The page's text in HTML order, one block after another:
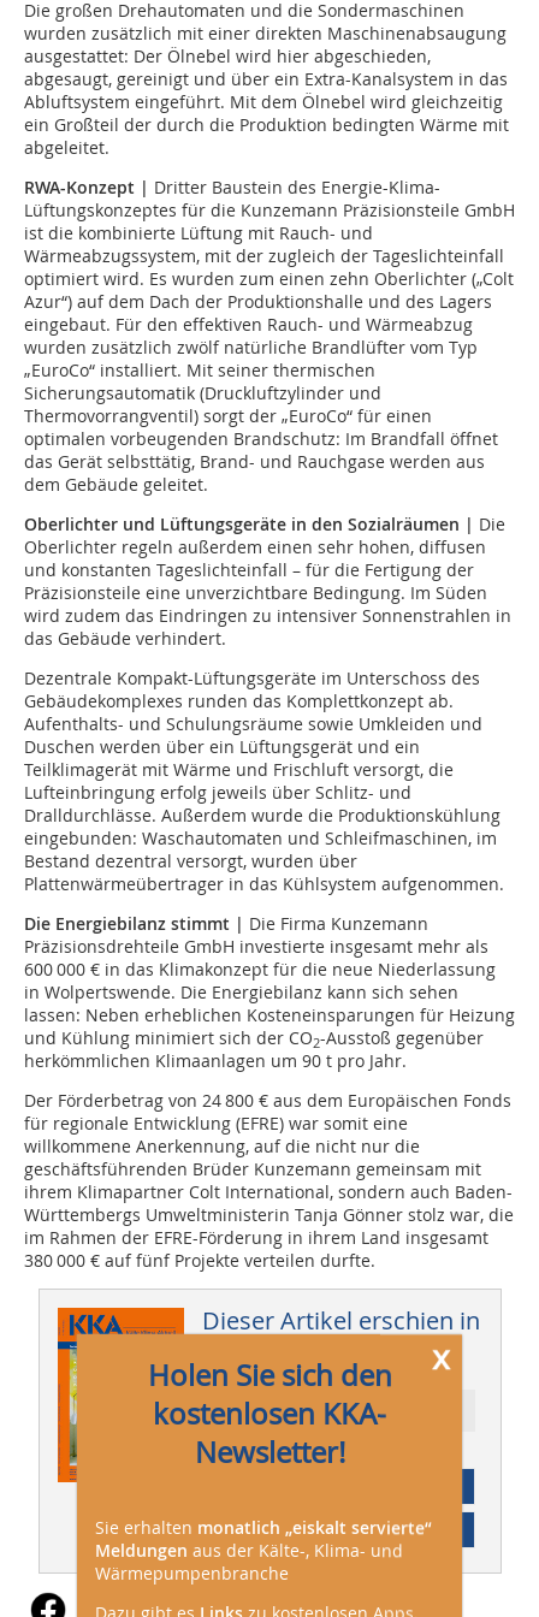
Die großen Drehautomaten und die Sondermaschinen
wurden zusätzlich mit einer direkten Maschinenabsaugung
ausgestattet: Der Ölnebel wird hier abgeschieden,
abgesaugt, gereinigt und über ein Extra-Kanalsystem in das
Abluftsystem eingeführt. Mit dem Ölnebel wird gleichzeitig
ein Großteil der durch die Produktion bedingten Wärme mit
abgeleitet.
RWA-Konzept | Dritter Baustein des Energie-Klima-
Lüftungskonzeptes für die Kunzemann Präzisionsteile GmbH
ist die kombinierte Lüftung mit Rauch- und
Wärmeabzugssystem, mit der zugleich der Tageslichteinfall
optimiert wird. Es wurden zum einen zehn Oberlichter („Colt
Azur“) auf dem Dach der Produktionshalle und des Lagers
eingebaut. Für den effektiven Rauch- und Wärmeabzug
wurden zusätzlich zwölf natürliche Brandlüfter vom Typ
„EuroCo“ installiert. Mit seiner thermischen
Sicherungsautomatik (Druckluftzylinder und
Thermovorrangventil) sorgt der „EuroCo“ für einen
optimalen vorbeugenden Brandschutz: Im Brandfall öffnet
das Gerät selbsttätig, Brand- und Rauchgase werden aus
dem Gebäude geleitet.
Oberlichter und Lüftungsgeräte in den Sozialräumen | Die
Oberlichter regeln außerdem einen sehr hohen, diffusen
und konstanten Tageslichteinfall – für die Fertigung der
Präzisionsteile eine unverzichtbare Bedingung. Im Süden
wird zudem das Eindringen zu intensiver Sonnenstrahlen in
das Gebäude verhindert.
Dezentrale Kompakt-Lüftungsgeräte im Unterschoss des
Gebäudekomplexes runden das Komplettkonzept ab.
Aufenthalts- und Schulungsräume sowie Umkleiden und
Duschen werden über ein Lüftungs­gerät und ein
Teilklimagerät mit Wärme und Frischluft versorgt, die
Lufteinbringung erfolg jeweils über Schlitz- und
Dralldurchlässe. Außerdem wurde die Produktionskühlung
eingebunden: Waschautomaten und Schleifmaschinen, im
Bestand dezentral versorgt, wurden über
Plattenwärmeübertrager in das Kühlsystem aufgenommen.
Die Energiebilanz stimmt | Die Firma Kunzemann
Präzisionsdrehteile GmbH investierte insgesamt mehr als
600 000 € in das Klimakonzept für die neue Niederlassung
in Wolpertswende. Die Energiebilanz kann sich sehen
lassen: Neben erheblichen Kosteneinsparungen für Heizung
und Kühlung minimiert sich der CO2-Ausstoß gegenüber
herkömmlichen Klimaanlagen um 90 t pro Jahr.
Der Förderbetrag von 24 800 € aus dem Europäischen Fonds
für regionale Entwicklung (EFRE) war somit eine
willkommene Anerkennung, auf die nicht nur die
geschäftsführenden Brüder Kunzemann gemeinsam mit
ihrem Klimapartner Colt International, sondern auch Baden-
Württembergs Umweltministerin Tanja Gönner stolz war, die
im Rahmen der EFRE-Förderung in ihrem Land insgesamt
380 000 € auf fünf Projekte verteilen durfte.
Dieser Artikel erschien in
KKA 01/2009
Ressort: Technik
Inhaltsverzeichnis
x
Holen Sie sich den
kostenlosen KKA-
Newsletter!
Sie erhalten monatlich „eiskalt servierte“
Meldungen aus der Kälte-, Klima- und
Wärmepumpenbranche